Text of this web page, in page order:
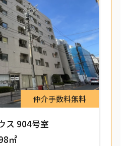
仲介手数料無料
ス 904号室
㎡